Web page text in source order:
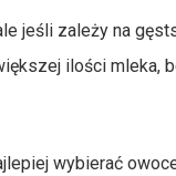
jeśli zależy na
ilości mleka,
wybierać